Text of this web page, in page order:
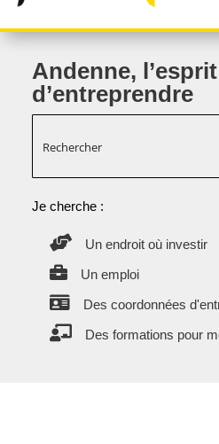
Andenne, l’esprit
d’entreprendre
Je cherche :
 Un endroit où investir
 Un emploi
 Des coordonnées
 Des formations pour